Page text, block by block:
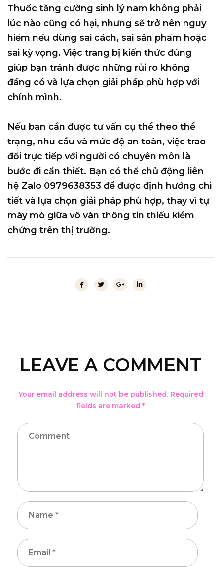
Thuốc tăng cường sinh lý nam không phải
lúc nào cũng có hại, nhưng sẽ trở nên nguy
hiểm nếu dùng sai cách, sai sản phẩm hoặc
sai kỳ vọng. Việc trang bị kiến thức đúng
giúp bạn tránh được những rủi ro không
đáng có và lựa chọn giải pháp phù hợp với
chính mình.
Nếu bạn cần được tư vấn cụ thể theo thể
trạng, nhu cầu và mức độ an toàn, việc trao
đổi trực tiếp với người có chuyên môn là
bước đi cần thiết. Bạn có thể chủ động liên
hệ Zalo 0979638353 để được định hướng chi
tiết và lựa chọn giải pháp phù hợp, thay vì tự
mày mò giữa vô vàn thông tin thiếu kiểm
chứng trên thị trường.
LEAVE A COMMENT
Your email address will not be published. Required
fields are marked *